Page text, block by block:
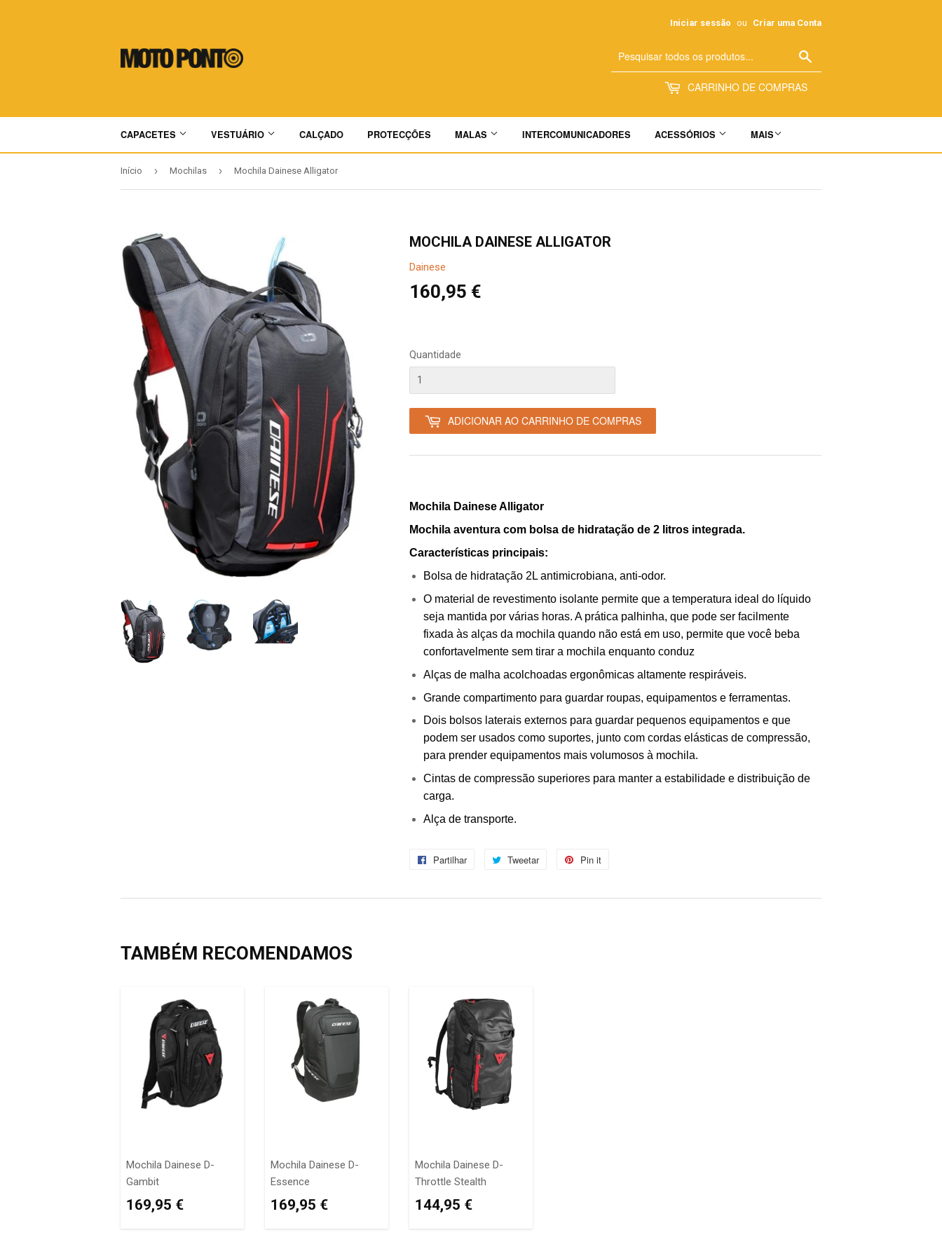
Iniciar sessão ou Criar uma Conta
CARRINHO DE COMPRAS
CAPACETES VESTUÁRIO CALÇADO PROTECÇÕES MALAS INTERCOMUNICADORES ACESSÓRIOS MAIS
Início › Mochilas › Mochila Dainese Alligator
MOCHILA DAINESE ALLIGATOR
Dainese
160,95 €
Quantidade
ADICIONAR AO CARRINHO DE COMPRAS
Mochila Dainese Alligator
Mochila aventura com bolsa de hidratação de 2 litros integrada.
Características principais:
Bolsa de hidratação 2L antimicrobiana, anti-odor.
O material de revestimento isolante permite que a temperatura ideal do líquido
seja mantida por várias horas. A prática palhinha, que pode ser facilmente
fixada às alças da mochila quando não está em uso, permite que você beba
confortavelmente sem tirar a mochila enquanto conduz
Alças de malha acolchoadas ergonômicas altamente respiráveis.
Grande compartimento para guardar roupas, equipamentos e ferramentas.
Dois bolsos laterais externos para guardar pequenos equipamentos e que
podem ser usados como suportes, junto com cordas elásticas de compressão,
para prender equipamentos mais volumosos à mochila.
Cintas de compressão superiores para manter a estabilidade e distribuição de
carga.
Alça de transporte.
Partilhar
Partilhe
Facebook
Tweetar
Tuíte
Twitter
Pin it
Pinterest
TAMBÉM RECOMENDAMOS
Mochila Dainese D-
Gambit
PREÇO
NORMAL
169,95 €
Mochila Dainese D-
Essence
PREÇO
NORMAL
169,95 €
Mochila Dainese D-
Throttle Stealth
PREÇO
NORMAL
144,95 €